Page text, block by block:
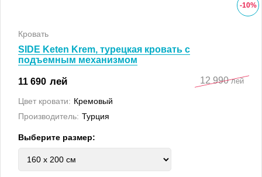
-10%
Кровать
SIDE Keten Krem, турецкая кровать с
подъемным механизмом
11 690 лей 12 990 лей
Цвет кровати: Кремовый
Производитель: Турция
Выберите размер: